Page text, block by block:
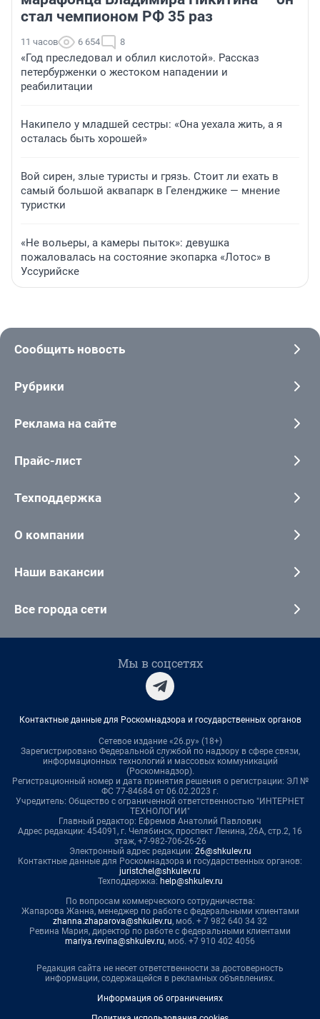
стал чемпионом РФ 35 раз
11 часов 6 654 8
«Год преследовал и облил кислотой». Рассказ
петербурженки о жестоком нападении и
реабилитации
Накипело у младшей сестры: «Она уехала жить, а я
осталась быть хорошей»
Вой сирен, злые туристы и грязь. Стоит ли ехать в
самый большой аквапарк в Геленджике — мнение
туристки
«Не вольеры, а камеры пыток»: девушка
пожаловалась на состояние экопарка «Лотос» в
Уссурийске
Сообщить новость
Рубрики
Реклама на сайте
Прайс-лист
Техподдержка
О компании
Наши вакансии
Все города сети
Мы в соцсетях
Контактные данные для Роскомнадзора и государственных органов
Сетевое издание «26.ру» (18+)
Зарегистрировано Федеральной службой по надзору в сфере связи,
информационных технологий и массовых коммуникаций
(Роскомнадзор).
Регистрационный номер и дата принятия решения о регистрации: ЭЛ №
ФС 77-84684 от 06.02.2023 г.
Учредитель: Общество с ограниченной ответственностью "ИНТЕРНЕТ
ТЕХНОЛОГИИ"
Главный редактор: Ефремов Анатолий Павлович
Адрес редакции: 454091, г. Челябинск, проспект Ленина, 26А, стр.2, 16
этаж, +7-982-706-26-26
Электронный адрес редакции: 26@shkulev.ru
Контактные данные для Роскомнадзора и государственных органов:
juristchel@shkulev.ru
Техподдержка: help@shkulev.ru
По вопросам коммерческого сотрудничества:
Жапарова Жанна, менеджер по работе с федеральными клиентами
zhanna.zhaparova@shkulev.ru, моб. + 7 982 640 34 32
Ревина Мария, директор по работе с федеральными клиентами
mariya.revina@shkulev.ru, моб. +7 910 402 4056
Редакция сайта не несет ответственности за достоверность
информации, содержащейся в рекламных объявлениях.
Информация об ограничениях